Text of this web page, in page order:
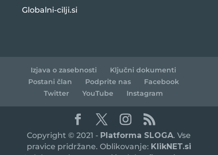
Globalni-cilji.si
Izjava o zasebnosti
Ključni dokumenti
Postani član
Podprite nas
Facebook
Twitter
YouTube Instagram
Copyright © 2021 - Platforma SLOGA. Vse
pravice pridržane. Oblikovanje: KlikNET.si